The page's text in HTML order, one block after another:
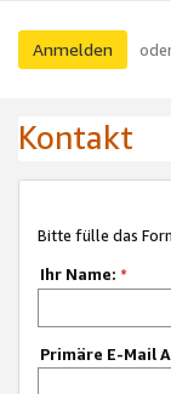
Anmelden
Kontakt
Bitte fülle das
Ihr Name: *
Primäre E-Mail